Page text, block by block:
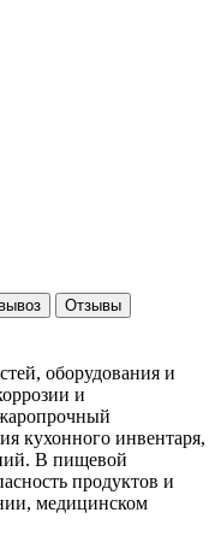
Отзывы
оборудования и
и
кухонного инвентаря,
В пищевой
продуктов и
медицинском